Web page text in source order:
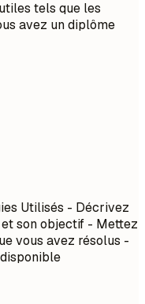
tels que les
avez un diplôme
Utilisés - Décrivez
son objectif - Mettez
vous avez résolus -